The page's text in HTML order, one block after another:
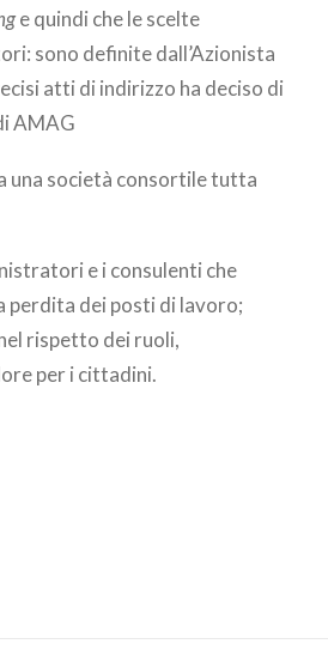
e quindi che le scelte
sono definite dall’Azionista
atti di indirizzo ha deciso di
AMAG
una società consortile tutta
e i consulenti che
perdita dei posti di lavoro;
rispetto dei ruoli,
per i cittadini.